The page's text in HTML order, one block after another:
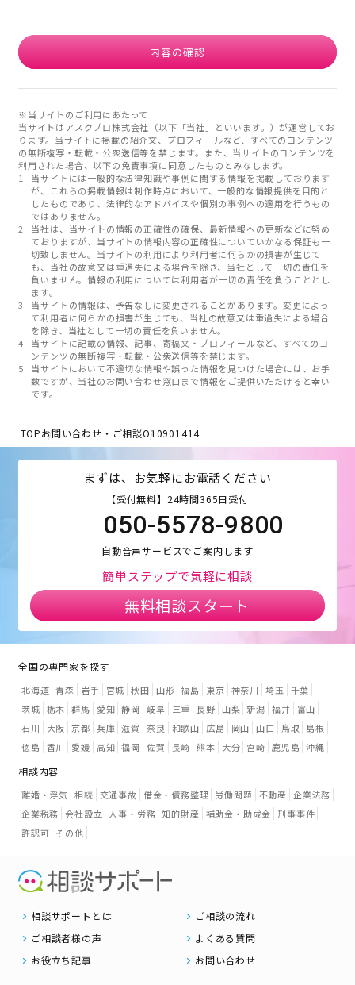
内容の確認
※当サイトのご利用にあたって
当サイトはアスクプロ株式会社（以下「当社」といいます。）が運営してお
ります。当サイトに掲載の紹介文、プロフィールなど、すべてのコンテンツ
の無断複写・転載・公衆送信等を禁じます。また、当サイトのコンテンツを
利用された場合、以下の免責事項に同意したものとみなします。
当サイトには一般的な法律知識や事例に関する情報を掲載しております
が、これらの掲載情報は制作時点において、一般的な情報提供を目的と
したものであり、法律的なアドバイスや個別の事例への適用を行うもの
ではありません。
当社は、当サイトの情報の正確性の確保、最新情報への更新などに努め
ておりますが、当サイトの情報内容の正確性についていかなる保証も一
切致しません。当サイトの利用により利用者に何らかの損害が生じて
も、当社の故意又は重過失による場合を除き、当社として一切の責任を
負いません。情報の利用については利用者が一切の責任を負うこととし
ます。
当サイトの情報は、予告なしに変更されることがあります。変更によっ
て利用者に何らかの損害が生じても、当社の故意又は重過失による場合
を除き、当社として一切の責任を負いません。
当サイトに記載の情報、記事、寄稿文・プロフィールなど、すべてのコ
ンテンツの無断複写・転載・公衆送信等を禁じます。
当サイトにおいて不適切な情報や誤った情報を見つけた場合には、お手
数ですが、当社のお問い合わせ窓口まで情報をご提供いただけると幸い
です。
TOPお問い合わせ・ご相談O10901414
まずは、お気軽にお電話ください
【受付無料】24時間365日受付
050-5578-9800
自動音声サービスでご案内します
簡単ステップで気軽に相談
無料相談スタート
全国の専門家を探す
北海道 青森 岩手 宮城 秋田 山形 福島 東京 神奈川 埼玉
千葉
茨城 栃木 群馬 愛知 静岡 岐阜 三重 長野 山梨 新潟 福井
富山
石川
大阪 京都 兵庫 滋賀 奈良 和歌山 広島 岡山 山口 鳥取
島根
徳島 香川 愛媛 高知 福岡 佐賀 長崎 熊本 大分 宮崎 鹿児島 沖縄
相談内容
離婚・浮気 相続 交通事故 借金・債務整理 労働問題 不動産 企業法務
企業税務 会社設立 人事・労務 知的財産 補助金・助成金 刑事事件
許認可 その他
相談サポートとは
ご相談の流れ
ご相談者様の声
よくある質問
お役立ち記事
お問い合わせ